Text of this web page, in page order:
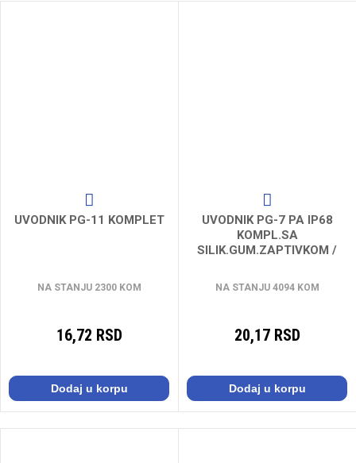
UVODNIK PG-11 KOMPLET
NA STANJU 2300 KOM
16,72 RSD
Dodaj u korpu
UVODNIK PG-7 PA IP68
KOMPL.SA
SILIK.GUM.ZAPTIVKOM /
NA STANJU 4094 KOM
20,17 RSD
Dodaj u korpu